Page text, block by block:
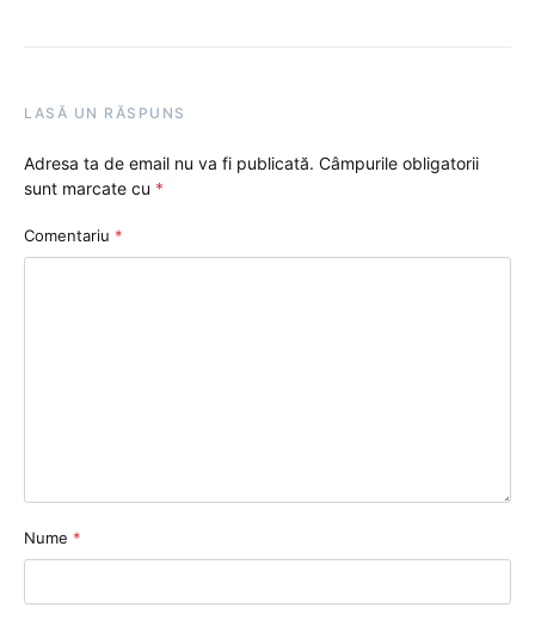
LASĂ UN RĂSPUNS
Adresa ta de email nu va fi publicată. Câmpurile obligatorii
sunt marcate cu *
Comentariu *
Nume *